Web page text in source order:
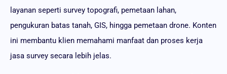
layanan seperti survey topografi, pemetaan lahan,
pengukuran batas tanah, GIS, hingga pemetaan drone. Konten
ini membantu klien memahami manfaat dan proses kerja
jasa survey secara lebih jelas.